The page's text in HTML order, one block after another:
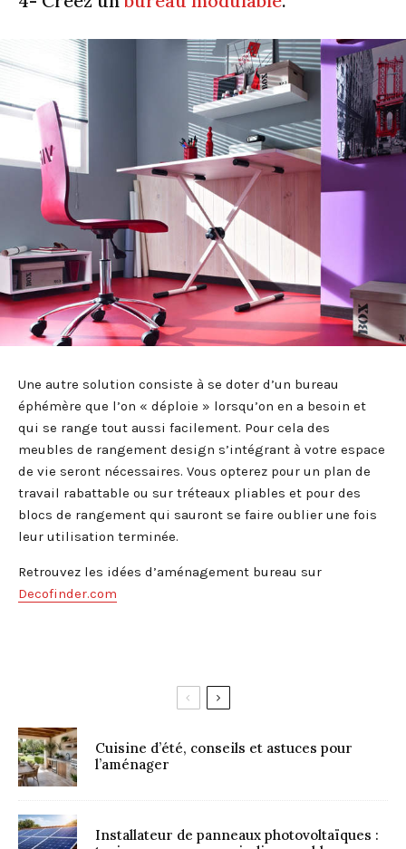
Une autre solution consiste à se doter d’un bureau
éphémère que l’on « déploie » lorsqu’on en a besoin et
qui se range tout aussi facilement. Pour cela des
meubles de rangement design s’intégrant à votre espace
de vie seront nécessaires. Vous opterez pour un plan de
travail rabattable ou sur tréteaux pliables et pour des
blocs de rangement qui sauront se faire oublier une fois
leur utilisation terminée.
Retrouvez les idées d’aménagement bureau sur
Decofinder.com
Cuisine d’été, conseils et astuces pour
l’aménager
Installateur de panneaux photovoltaïques :